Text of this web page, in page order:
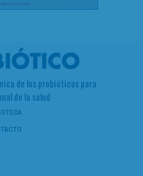
de los probióticos para
de la salud